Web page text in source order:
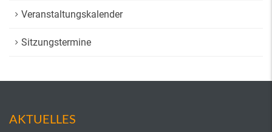
Veranstaltungskalender
Sitzungstermine
AKTUELLES